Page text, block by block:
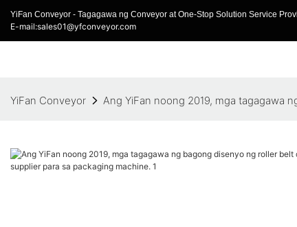
YiFan Conveyor - Tagagawa ng Conveyor at One-Stop Solution Service
E-mail:sales01@yfconveyor.com
YiFan Conveyor Ang YiFan noong 2019, mga tagagawa